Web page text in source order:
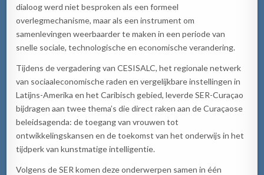
dialoog werd niet besproken als een formeel
overlegmechanisme, maar als een instrument om
samenlevingen weerbaarder te maken in een periode van
snelle sociale, technologische en economische verandering.
Tijdens de vergadering van CESISALC, het regionale netwerk
van sociaaleconomische raden en vergelijkbare instellingen in
Latijns-Amerika en het Caribisch gebied, leverde SER-Curaçao
bijdragen aan twee thema’s die direct raken aan de Curaçaose
beleidsagenda: de toegang van vrouwen tot
ontwikkelingskansen en de toekomst van het onderwijs in het
tijdperk van kunstmatige intelligentie.
Volgens de SER komen deze onderwerpen samen in één